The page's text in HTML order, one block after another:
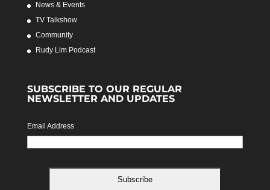
News & Events
TV Talkshow
Community
Rudy Lim Podcast
SUBSCRIBE TO OUR REGULAR
NEWSLETTER AND UPDATES
Email Address